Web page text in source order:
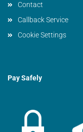
Contact
Callback Service
Cookie Settings
Pay Safely